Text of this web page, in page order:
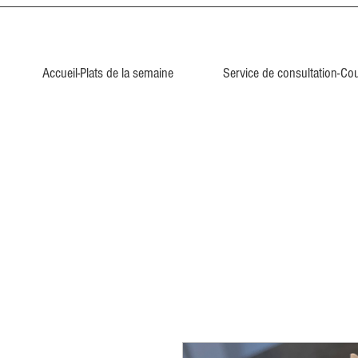
Accueil-Plats de la semaine Service de consultation-